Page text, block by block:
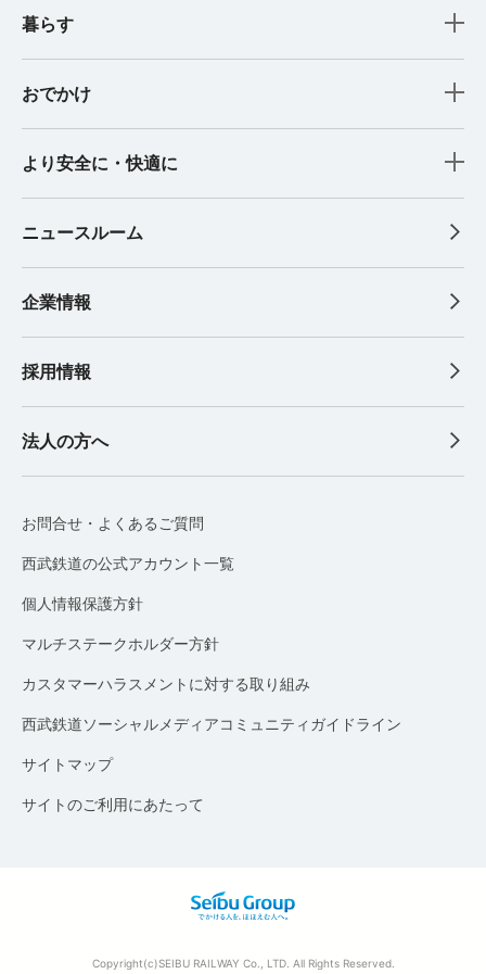
暮らす
おでかけ
より安全に・快適に
ニュースルーム
企業情報
採用情報
法人の方へ
お問合せ・よくあるご質問
西武鉄道の公式アカウント一覧
個人情報保護方針
マルチステークホルダー方針
カスタマーハラスメントに対する取り組み
西武鉄道ソーシャルメディアコミュニティガイドライン
サイトマップ
サイトのご利用にあたって
Copyright(c)SEIBU RAILWAY Co., LTD. All Rights Reserved.